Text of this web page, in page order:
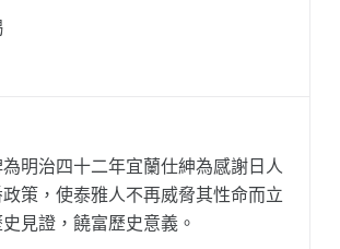
為明治四十二年宜蘭仕紳為感謝日人
策，使泰雅人不再威脅其性命而立
見證，饒富歷史意義。